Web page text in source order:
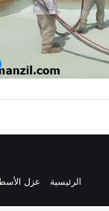
الرئيسية
عزل